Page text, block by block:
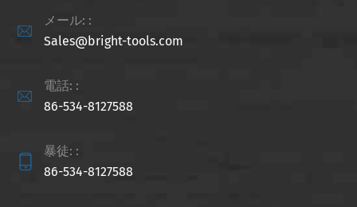

メール: :
Sales@bright-tools.com

電話: :
86-534-8127588

暴徒: :
86-534-8127588